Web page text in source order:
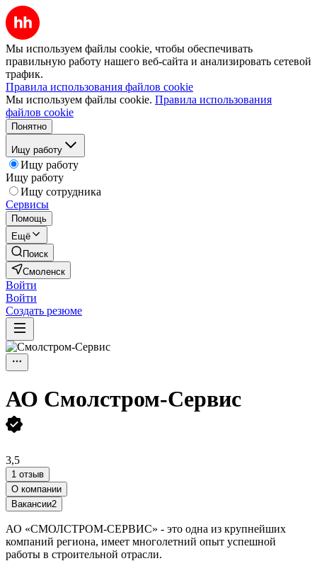
Мы используем файлы cookie, чтобы обеспечивать
правильную работу нашего веб-сайта и анализировать сетевой
трафик.
Правила использования файлов cookie
Мы используем файлы cookie. Правила использования
файлов cookie
Понятно
Ищу работу
Ищу работу
Ищу работу
Ищу сотрудника
Сервисы
Помощь
Ещё
Поиск
Смоленск
Войти
Войти
Создать резюме
АО Смолстром-Сервис
3,5
1 отзыв
О компании
Вакансии2
АО «СМОЛСТРОМ-СЕРВИС» - это одна из крупнейших
компаний региона, имеет многолетний опыт успешной
работы в строительной отрасли.